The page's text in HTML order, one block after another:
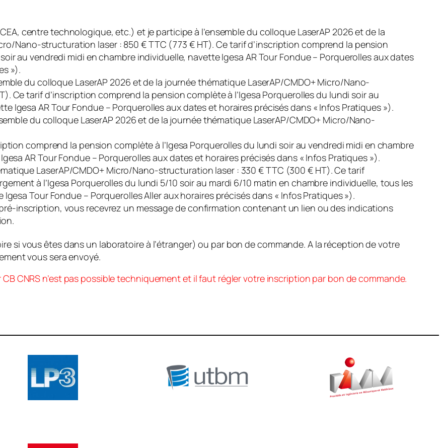
centre technologique, etc.) et je participe à l’ensemble du colloque LaserAP 2026 et de la
Nano-structuration laser : 850 € TTC (773 € HT). Ce tarif d’inscription comprend la pension
au vendredi midi en chambre individuelle, navette Igesa AR Tour Fondue – Porquerolles aux dates
»).
du colloque LaserAP 2026 et de la journée thématique LaserAP/CMDO+ Micro/Nano-
Ce tarif d’inscription comprend la pension complète à l’Igesa Porquerolles du lundi soir au
Igesa AR Tour Fondue – Porquerolles aux dates et horaires précisés dans « Infos Pratiques »).
du colloque LaserAP 2026 et de la journée thématique LaserAP/CMDO+ Micro/Nano-
comprend la pension complète à l’Igesa Porquerolles du lundi soir au vendredi midi en chambre
AR Tour Fondue – Porquerolles aux dates et horaires précisés dans « Infos Pratiques »).
LaserAP/CMDO+ Micro/Nano-structuration laser : 330 € TTC (300 € HT). Ce tarif
à l’Igesa Porquerolles du lundi 5/10 soir au mardi 6/10 matin en chambre individuelle, tous les
Tour Fondue – Porquerolles Aller aux horaires précisés dans « Infos Pratiques »).
inscription, vous recevrez un message de confirmation contenant un lien ou des indications
si vous êtes dans un laboratoire à l’étranger) ou par bon de commande. A la réception de votre
vous sera envoyé.
CB CNRS n’est pas possible techniquement et il faut régler votre inscription par bon de commande.